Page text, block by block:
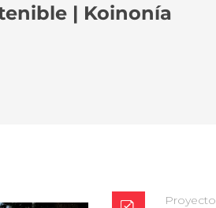
| Koinonía
Proyecto